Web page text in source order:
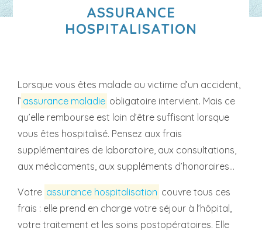
ASSURANCE
HOSPITALISATION
Lorsque vous êtes malade ou victime d’un accident,
l’ assurance maladie obligatoire intervient. Mais ce
qu’elle rembourse est loin d’être suffisant lorsque
vous êtes hospitalisé. Pensez aux frais
supplémentaires de laboratoire, aux consultations,
aux médicaments, aux suppléments d’honoraires...
Votre assurance hospitalisation couvre tous ces
frais : elle prend en charge votre séjour à l’hôpital,
votre traitement et les soins postopératoires. Elle